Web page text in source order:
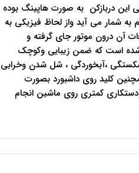
این دربازکن به صورت هاپینگ بوده
به شمار می آید واز لحاظ فیزیکی به
آن درون موتور جای گرفته و
شده است که ضمن زیبایی وکوچک
،آبخوردگی ، شل شدن وخرابی
کلید روی داشبورد بصورت
کمتری روی ماشین انجام